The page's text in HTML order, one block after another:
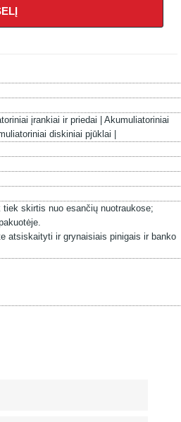
įrankiai ir priedai | Akumuliatoriniai
diskiniai pjūklai |
skirtis nuo esančių nuotraukose;
atsiskaityti ir grynaisiais pinigais ir banko